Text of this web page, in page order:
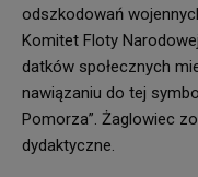
odszkodowań
Komitet Floty
datków społecznych
nawiązaniu do tej
Pomorza”. Żaglowiec
dydaktyczne.